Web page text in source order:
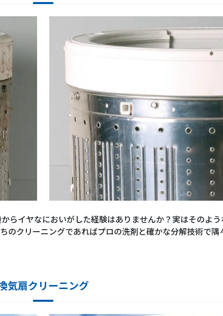
らイヤなにおいがした経験はありませんか？実はそのよ
のクリーニングであればプロの洗剤と確かな分解技術で
気扇クリーニング